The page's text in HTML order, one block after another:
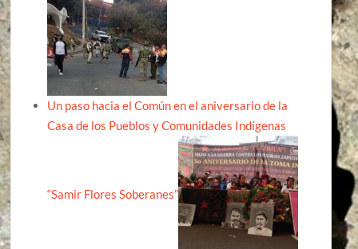
Un paso hacia el Común en el aniversario de la
Casa de los Pueblos y Comunidades Indígenas
“Samir Flores Soberanes”